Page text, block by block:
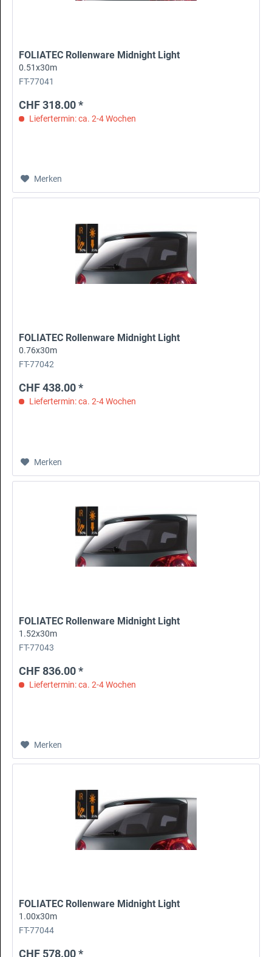
FOLIATEC Rollenware Midnight Light
0.51x30m
FT-77041
CHF 318.00 *
Liefertermin: ca. 2-4 Wochen
Merken
FOLIATEC Rollenware Midnight Light
0.76x30m
FT-77042
CHF 438.00 *
Liefertermin: ca. 2-4 Wochen
Merken
FOLIATEC Rollenware Midnight Light
1.52x30m
FT-77043
CHF 836.00 *
Liefertermin: ca. 2-4 Wochen
Merken
FOLIATEC Rollenware Midnight Light
1.00x30m
FT-77044
CHF 578.00 *